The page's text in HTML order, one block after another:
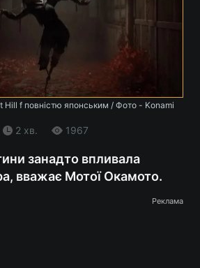
Hill f повністю японським / Фото - Konami
2 хв. 1967
занадто впливала
вважає Мотої Окамото.
Реклама